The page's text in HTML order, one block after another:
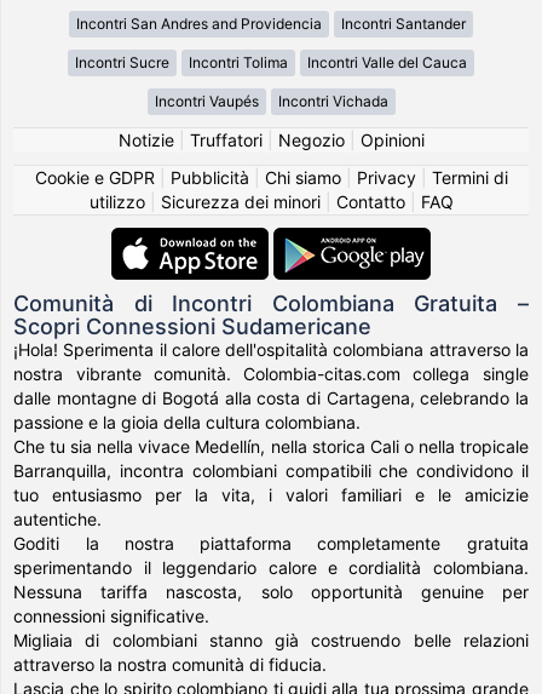
Incontri San Andres and Providencia Incontri Santander
Incontri Sucre Incontri Tolima Incontri Valle del Cauca
Incontri Vaupés Incontri Vichada
Notizie| Truffatori| Negozio| Opinioni
Cookie e GDPR
Pubblicità Chi siamo| Privacy| Termini di
utilizzo| Sicurezza dei minori| Contatto| FAQ
Comunità di Incontri Colombiana Gratuita –
Scopri Connessioni Sudamericane
¡Hola! Sperimenta il calore dell'ospitalità colombiana attraverso la
nostra vibrante comunità. Colombia-citas.com collega single
dalle montagne di Bogotá alla costa di Cartagena, celebrando la
passione e la gioia della cultura colombiana.
Che tu sia nella vivace Medellín, nella storica Cali o nella tropicale
Barranquilla, incontra colombiani compatibili che condividono il
tuo entusiasmo per la vita, i valori familiari e le amicizie
autentiche.
Goditi la nostra piattaforma completamente gratuita
sperimentando il leggendario calore e cordialità colombiana.
Nessuna tariffa nascosta, solo opportunità genuine per
connessioni significative.
Migliaia di colombiani stanno già costruendo belle relazioni
attraverso la nostra comunità di fiducia.
Lascia che lo spirito colombiano ti guidi alla tua prossima grande